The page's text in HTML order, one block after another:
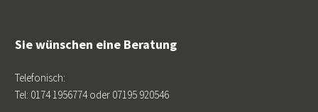
Sie wünschen eine Beratung
Telefonisch:
Tel: 0174 1956774 oder 07195 920546